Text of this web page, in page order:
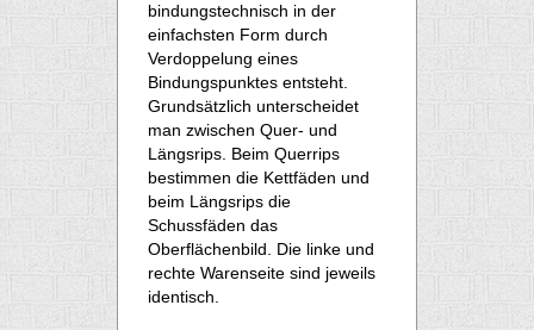
bindungstechnisch in der
einfachsten Form durch
Verdoppelung eines
Bindungspunktes entsteht.
Grundsätzlich unterscheidet
man zwischen Quer- und
Längsrips. Beim Querrips
bestimmen die Kettfäden und
beim Längsrips die
Schussfäden das
Oberflächenbild. Die linke und
rechte Warenseite sind jeweils
identisch.